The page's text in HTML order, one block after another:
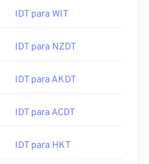
IDT para WIT
IDT para NZDT
IDT para AKDT
IDT para ACDT
IDT para HKT